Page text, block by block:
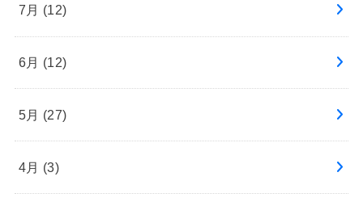
7月 (12)
6月 (12)
5月 (27)
4月 (3)